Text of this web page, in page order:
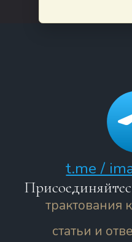
t.me /
трактования
статьи и